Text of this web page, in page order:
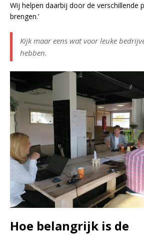
Wij helpen daarbij door de verschillende
brengen.’
Kijk maar eens wat voor leuke
hebben.
Hoe belangrijk is de